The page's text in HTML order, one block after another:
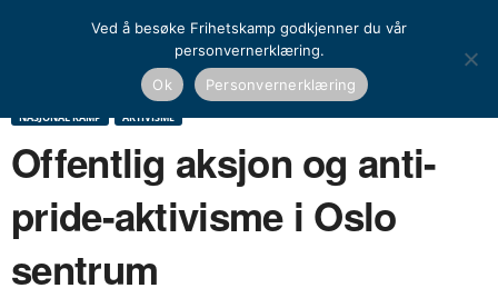
Aktivisme
Offentlig aksjon og anti-pride-aktivisme i Oslo
NASJONAL KAMP AKTIVISME
Offentlig aksjon og anti-
pride-aktivisme i Oslo
sentrum
Ved å besøke Frihetskamp godkjenner du vår
personvernerklæring.
Ok
Personvernerklæring